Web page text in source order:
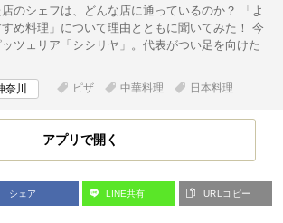
のシェフは、どんな店に通っているのか？ 「よ
め料理」について理由とともに聞いてみた！ 今
ツェリア「シシリヤ」。代表がつい足を向けた
奈川 ピザ 中華料理 日本料理
アプリで開く
シェア LINE共有 URLコピー